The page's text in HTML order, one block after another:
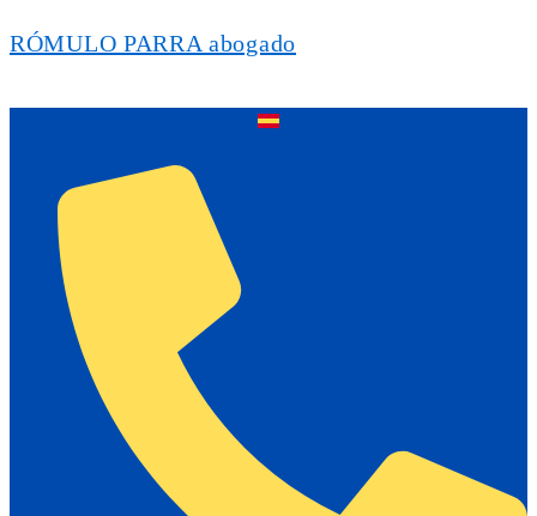
RÓMULO PARRA abogado